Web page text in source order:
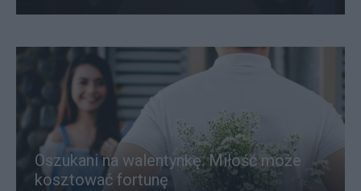
Oszukani na walentynkę. Miłość może
kosztować fortunę